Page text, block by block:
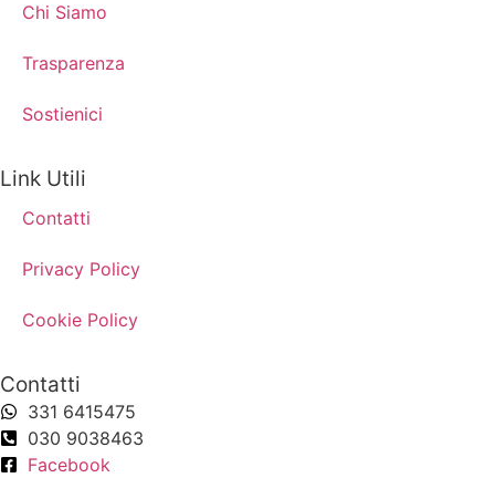
Chi Siamo
Trasparenza
Sostienici
Link Utili
Contatti
Privacy Policy
Cookie Policy
Contatti
331 6415475
030 9038463
Facebook